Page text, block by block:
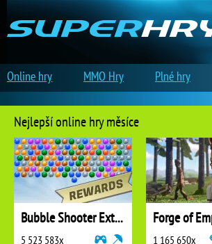
Nejlepší online hry měsíce
Bubble Shooter Extreme
5 523 583x
Forge of
1 165 650x
Online hry MMO Hry Plné hry